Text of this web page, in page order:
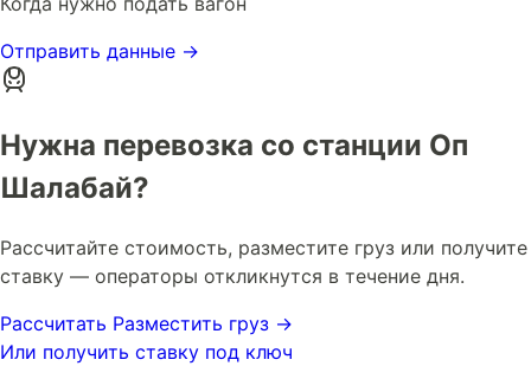
Отправить данные →
Нужна перевозка со станции Оп
Шалабай?
Рассчитайте стоимость, разместите груз или получите
ставку — операторы откликнутся в течение дня.
Рассчитать Разместить груз →
Или получить ставку под ключ